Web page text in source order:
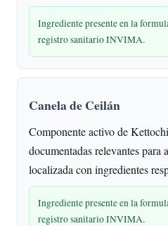
Ingrediente presente en la
registro sanitario INVIMA.
Canela de Ceilán
Componente activo de
documentadas relevantes para
localizada con ingredientes
Ingrediente presente en la
registro sanitario INVIMA.